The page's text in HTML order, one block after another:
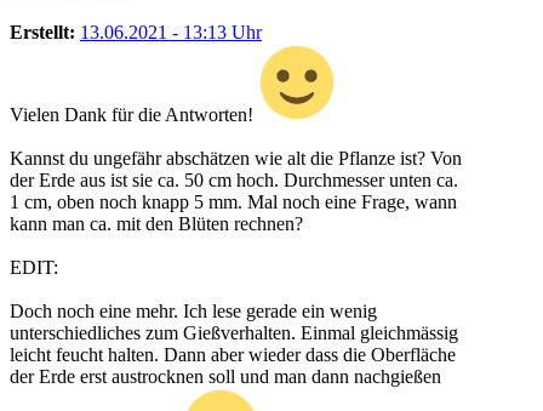
Erstellt: 13.06.2021 - 13:13 Uhr
Vielen Dank für die Antworten!
Kannst du ungefähr abschätzen wie alt die Pflanze ist? Von
der Erde aus ist sie ca. 50 cm hoch. Durchmesser unten ca.
1 cm, oben noch knapp 5 mm. Mal noch eine Frage, wann
kann man ca. mit den Blüten rechnen?
EDIT:
Doch noch eine mehr. Ich lese gerade ein wenig
unterschiedliches zum Gießverhalten. Einmal gleichmässig
leicht feucht halten. Dann aber wieder dass die Oberfläche
der Erde erst austrocknen soll und man dann nachgießen